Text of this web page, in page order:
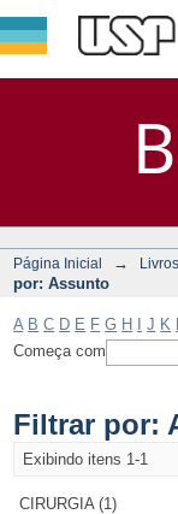
Página Inicial → Livros
por: Assunto
A B C D E F G H J K
Começa com
Filtrar por:
Exibindo itens 1-1
CIRURGIA (1)